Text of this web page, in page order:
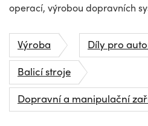
operací, výrobou dopravních
Výroba
Díly pro
Balicí stroje
Dopravní a manipulační